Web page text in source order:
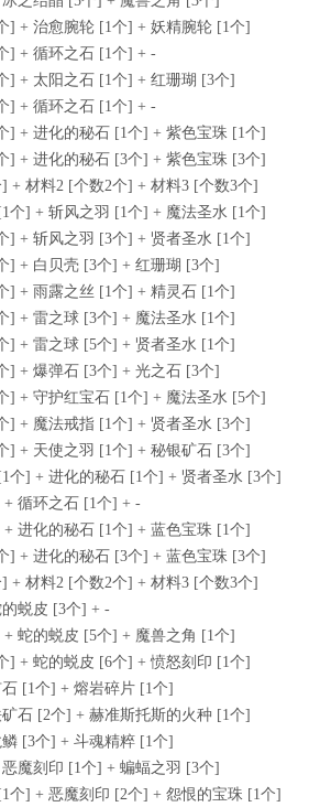
] + 治愈腕轮 [1个] + 妖精腕轮 [1个]
] + 循环之石 [1个] + -
] + 太阳之石 [1个] + 红珊瑚 [3个]
] + 循环之石 [1个] + -
] + 进化的秘石 [1个] + 紫色宝珠 [1个]
] + 进化的秘石 [3个] + 紫色宝珠 [3个]
+ 材料2 [个数2个] + 材料3 [个数3个]
个] + 斩风之羽 [1个] + 魔法圣水 [1个]
] + 斩风之羽 [3个] + 贤者圣水 [1个]
] + 白贝壳 [3个] + 红珊瑚 [3个]
] + 雨露之丝 [1个] + 精灵石 [1个]
] + 雷之球 [3个] + 魔法圣水 [1个]
] + 雷之球 [5个] + 贤者圣水 [1个]
] + 爆弹石 [3个] + 光之石 [3个]
] + 守护红宝石 [1个] + 魔法圣水 [5个]
] + 魔法戒指 [1个] + 贤者圣水 [3个]
] + 天使之羽 [1个] + 秘银矿石 [3个]
个] + 进化的秘石 [1个] + 贤者圣水 [3个]
循环之石 [1个] + -
进化的秘石 [1个] + 蓝色宝珠 [1个]
] + 进化的秘石 [3个] + 蓝色宝珠 [3个]
+ 材料2 [个数2个] + 材料3 [个数3个]
蜕皮 [3个] + -
蛇的蜕皮 [5个] + 魔兽之角 [1个]
] + 蛇的蜕皮 [6个] + 愤怒刻印 [1个]
[1个] + 熔岩碎片 [1个]
石 [2个] + 赫准斯托斯的火种 [1个]
[3个] + 斗魂精粹 [1个]
魔刻印 [1个] + 蝙蝠之羽 [3个]
个] + 恶魔刻印 [2个] + 怨恨的宝珠 [1个]